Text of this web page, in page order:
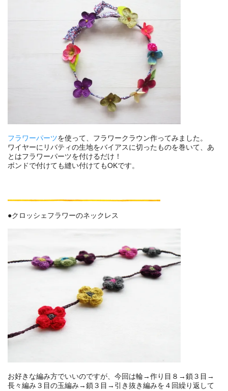
フラワーパーツを使って、フラワークラウン作ってみました。
ワイヤーにリバティの生地をバイアスに切ったものを巻いて、あ
とはフラワーパーツを付けるだけ！
ボンドで付けても縫い付けてもOKです。
●クロッシェフラワーのネックレス
お好きな編み方でいいのですが、今回は輪→作り目８→鎖３目→
長々編み３目の玉編み→鎖３目→引き抜き編みを４回繰り返して